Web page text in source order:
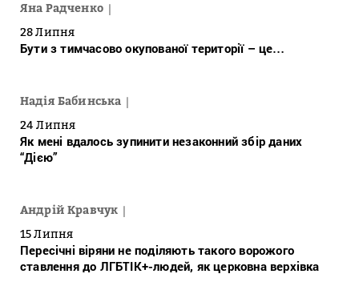
Яна Радченко
28 Липня
Бути з тимчасово окупованої території – це…
Надія Бабинська
24 Липня
Як мені вдалось зупинити незаконний збір даних
“Дією”
Андрій Кравчук
15 Липня
Пересічні віряни не поділяють такого ворожого
ставлення до ЛГБТІК+-людей, як церковна верхівка